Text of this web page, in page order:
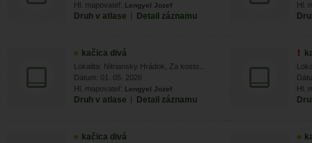
Hl. mapovateľ: Lengyel Jozef
Druh v atlase | Detail záznamu
Hl.
kačica divá
Lokalita: Nitriansky Hrádok, Za kosto...
Dátum: 01. 05. 2026
Hl. mapovateľ: Lengyel Jozef
Druh v atlase | Detail záznamu
Hl.
kačica divá